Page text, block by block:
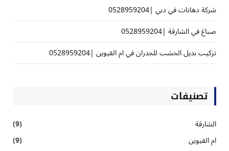
شركة دهانات في دبي |0528959204
صباغ في الشارقة |0528959204
تركيب بديل الخشب للجدران في ام القيوين |0528959204
تصنيفات
الشارقة
(9)
ام القيوين
(9)